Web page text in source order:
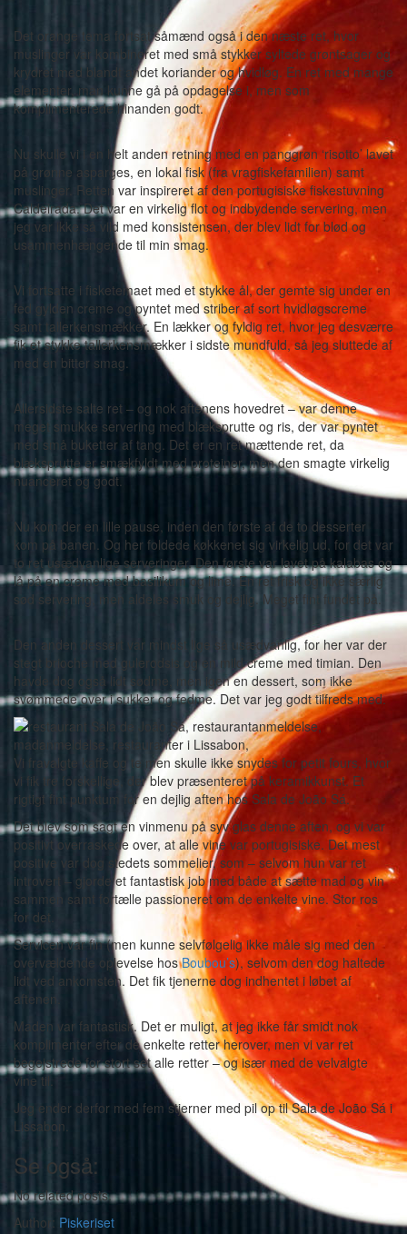
Det orange tema fortsat såmænd også i den næste ret, hvor
muslinger var kombineret med små stykker syltede grøntsager og
krydret med blandt andet koriander og hvidløg. En ret med mange
elementer, man kunne gå på opdagelse i, men som
komplimenterede hinanden godt.
Nu skulle vi i en helt anden retning med en panggrøn ‘risotto’ lavet
på grønne asparges, en lokal fisk (fra vragfiskefamilien) samt
muslinger. Retten var inspireret af den portugisiske fiskestuvning
Caldeirada. Det var en virkelig flot og indbydende servering, men
jeg var ikke så vild med konsistensen, der blev lidt for blød og
usammenhængende til min smag.
Vi fortsatte i fisketemaet med et stykke ål, der gemte sig under en
fed gylden creme og pyntet med striber af sort hvidløgscreme
samt tallerkensmækker. En lækker og fyldig ret, hvor jeg desværre
fik et stykke tallerkensmækker i sidste mundfuld, så jeg sluttede af
med en bitter smag.
Allersidste salte ret – og nok aftenens hovedret – var denne
meget smukke servering med blæksprutte og ris, der var pyntet
med små buketter af tang. Det er en ret mættende ret, da
blæksprutte er smækfyldt med proteiner, men den smagte virkelig
nuanceret og godt.
Nu kom der en lille pause, inden den første af de to desserter
kom på banen. Og her foldede køkkenet sig virkelig ud, for det var
to ret usædvanlige serveringer. Den første var lavet på kalabas og
lå på en creme med basilikum og lime. En ret frisk og ikke særlig
sød servering, men aldeles smuk og dejlig. Meget fint fundet på.
Den anden dessert var mindst lige så usædvanlig, for her var der
stegt brioche med gulerodsis og en mild creme med timian. Den
havde dog også lidt sødme, men igen en dessert, som ikke
svømmede over i sukker og fedme. Det var jeg godt tilfreds med.
Vi fravalgte kaffe og te men skulle ikke snydes for petit fours, hvor
vi fik tre forskellige, der blev præsenteret på keramikkunst. Et
rigtigt fint punktum for en dejlig aften hos Sala de João Sá.
Det blev som sagt en vinmenu på syv glas denne aften, og vi var
positivt overraskede over, at alle vine var portugisiske. Det mest
positive var dog stedets sommelier, som – selvom hun var ret
introvert – gjorde et fantastisk job med både at sætte mad og vin
sammen samt fortælle passioneret om de enkelte vine. Stor ros
for det.
Servicen var fin (men kunne selvfølgelig ikke måle sig med den
overvældende oplevelse hosBoubou’s), selvom den dog haltede
lidt ved ankomsten. Det fik tjenerne dog indhentet i løbet af
aftenen.
Maden var fantastisk. Det er muligt, at jeg ikke får smidt nok
komplimenter efter de enkelte retter herover, men vi var ret
begejstrede for stort set alle retter – og især med de velvalgte
vine til.
Jeg ender derfor med fem stjerner med pil op til Sala de João Sá i
Lissabon.
Se også:
No related posts.
Author: Piskeriset